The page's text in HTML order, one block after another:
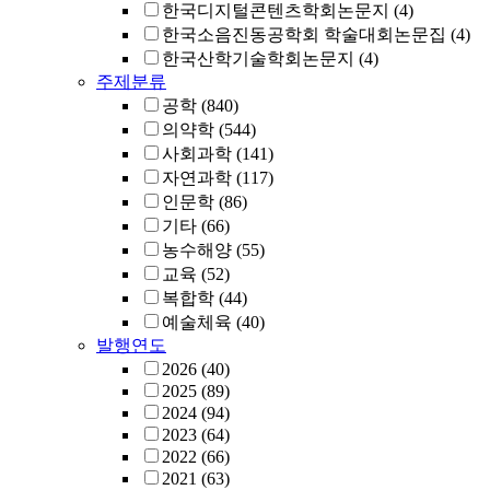
한국디지털콘텐츠학회논문지 (4)
한국소음진동공학회 학술대회논문집 (4)
한국산학기술학회논문지 (4)
주제분류
공학 (840)
의약학 (544)
사회과학 (141)
자연과학 (117)
인문학 (86)
기타 (66)
농수해양 (55)
교육 (52)
복합학 (44)
예술체육 (40)
발행연도
2026 (40)
2025 (89)
2024 (94)
2023 (64)
2022 (66)
2021 (63)